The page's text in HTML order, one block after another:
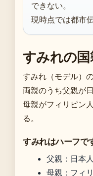
できない。
現時点では都市
すみれの国
すみれ（モデル）
両親のうち父親が日
母親がフィリピン
る。
すみれはハーフで
父親：日本人
母親：フィ